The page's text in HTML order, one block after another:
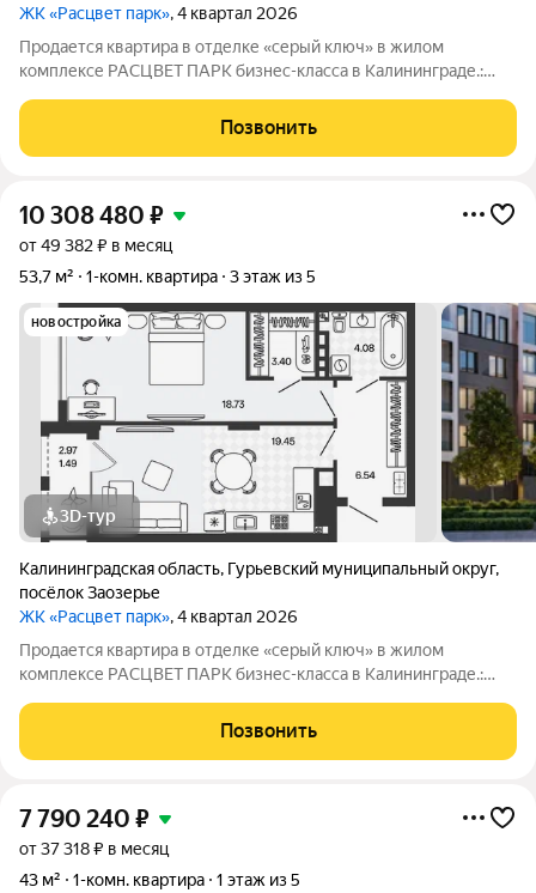
ЖК «Расцвет парк», 4 квартал 2026
Продается квартира в отделке «серый ключ» в жилом
комплексе РАСЦВЕТ ПАРК бизнес-класса в Калининграде.:
Виды на озеро и природу благодаря панорамному остеклению.
Продуманная
Позвонить
10 308 480 ₽
от 49 382 ₽ в месяц
53,7 м²
1-комн. квартира 3 этаж из 5
новостройка
3D-тур
Калининградская область, Гурьевский муниципальный округ,
посёлок Заозерье
ЖК «Расцвет парк», 4 квартал 2026
Продается квартира в отделке «серый ключ» в жилом
комплексе РАСЦВЕТ ПАРК бизнес-класса в Калининграде.:
Виды на озеро и природу благодаря панорамному остеклению.
Продуманная
Позвонить
7 790 240 ₽
от 37 318 ₽ в месяц
43 м²
1-комн. квартира 1 этаж из 5